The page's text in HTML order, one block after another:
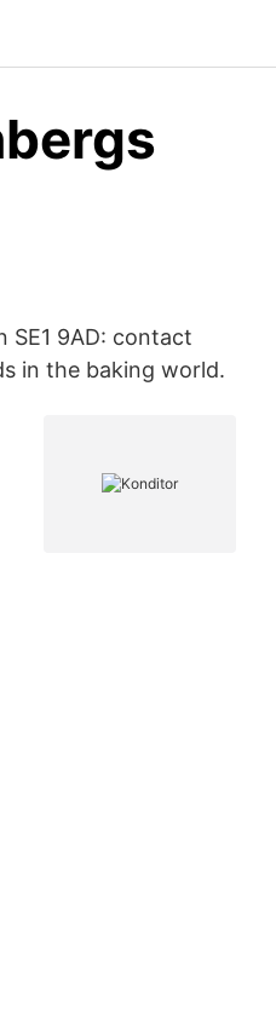
SE1 9AD: contact
in the baking world.